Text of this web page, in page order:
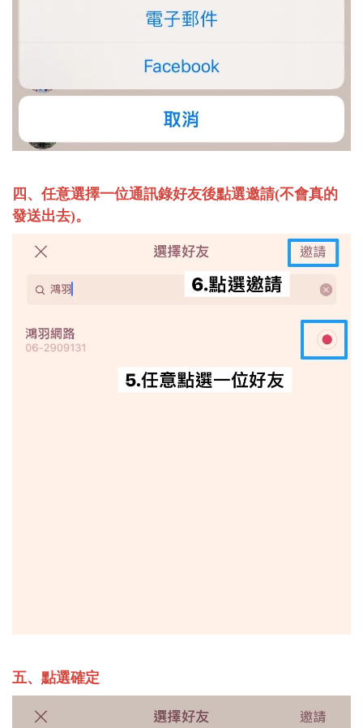
四、任意選擇一位通訊錄好友後點選邀請(不會真的
發送出去)。
五、點選確定